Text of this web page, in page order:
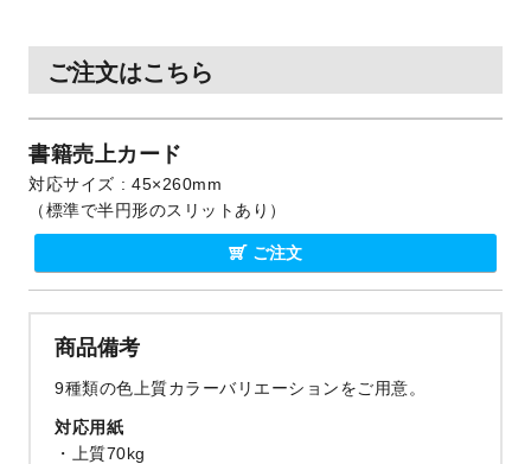
ご注文はこちら
書籍売上カード
対応サイズ
45×260mm
（標準で半円形のスリットあり）
ご注文
商品備考
9種類の色上質カラーバリエーションをご用意。
対応用紙
上質70kg